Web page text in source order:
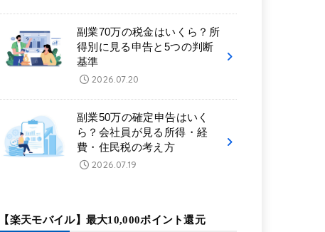
副業70万の税金はいくら？所
得別に見る申告と5つの判断
基準
2026.07.20
副業50万の確定申告はいく
ら？会社員が見る所得・経
費・住民税の考え方
2026.07.19
【楽天モバイル】最大10,000ポイント還元